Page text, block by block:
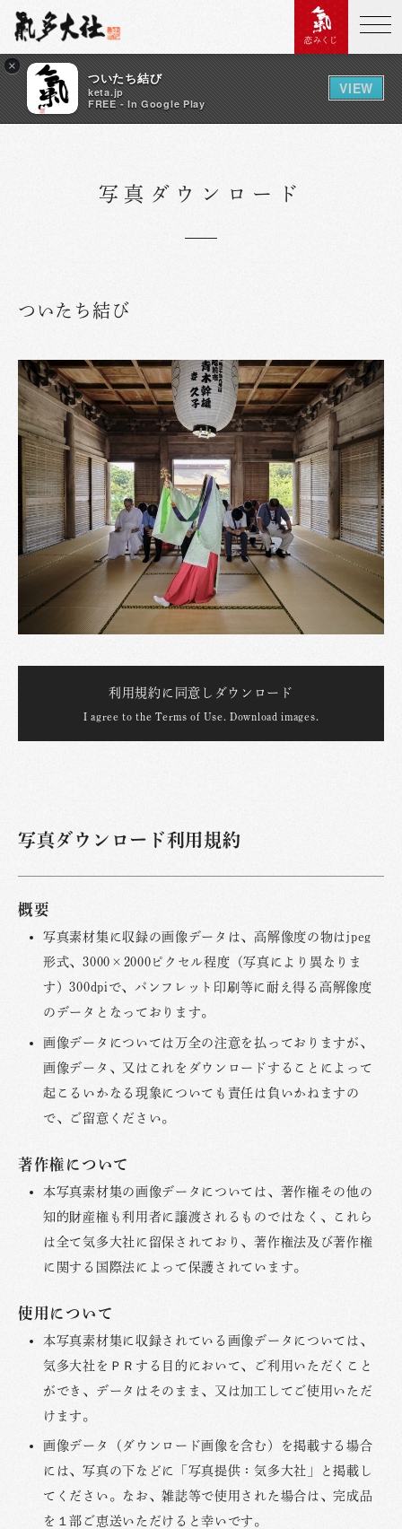
×
ついたち結び
keta.jp
FREE - In Google Play
VIEW
恋みくじ
写真ダウンロード
ついたち結び
利用規約に同意しダウンロード
I agree to the Terms of Use. Download images.
写真ダウンロード利用規約
概要
写真素材集に収録の画像データは、高解像度の物はjpeg
形式、3000×2000ピクセル程度（写真により異なりま
す）300dpiで、パンフレット印刷等に耐え得る高解像度
のデータとなっております。
画像データについては万全の注意を払っておりますが、
画像データ、又はこれをダウンロードすることによって
起こるいかなる現象についても責任は負いかねますの
で、ご留意ください。
著作権について
本写真素材集の画像データについては、著作権その他の
知的財産権も利用者に譲渡されるものではなく、これら
は全て気多大社に留保されており、著作権法及び著作権
に関する国際法によって保護されています。
使用について
本写真素材集に収録されている画像データについては、
気多大社をＰＲする目的において、ご利用いただくこと
ができ、データはそのまま、又は加工してご使用いただ
けます。
画像データ（ダウンロード画像を含む）を掲載する場合
には、写真の下などに「写真提供：気多大社」と掲載し
てください。なお、雑誌等で使用された場合は、完成品
を１部ご恵送いただけると幸いです。